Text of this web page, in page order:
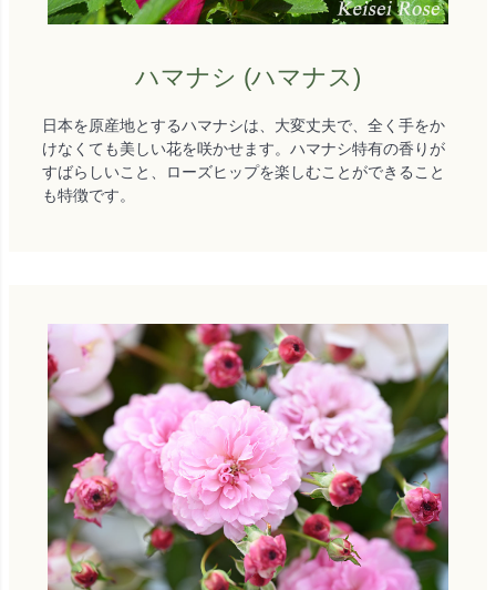
ハマナシ (ハマナス)
日本を原産地とするハマナシは、大変丈夫で、全く手をか
けなくても美しい花を咲かせます。ハマナシ特有の香りが
すばらしいこと、ローズヒップを楽しむことができること
も特徴です。